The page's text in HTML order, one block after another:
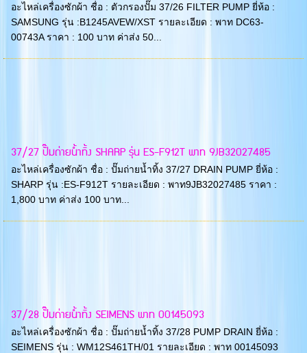
อะไหล่เครื่องซักผ้า ชื่อ : ตัวกรองปั๊ม 37/26 FILTER PUMP ยี่ห้อ :
SAMSUNG รุ่น :B1245AVEW/XST รายละเอียด : พาท DC63-
00743A ราคา : 100 บาท ค่าส่ง 50...
37/27 ปั๊มถ่ายน้ำทิ้ง SHARP รุ่น ES-F912T พาท 9JB32027485
อะไหล่เครื่องซักผ้า ชื่อ : ปั๊มถ่ายน้ำทิ้ง 37/27 DRAIN PUMP ยี่ห้อ :
SHARP รุ่น :ES-F912T รายละเอียด : พาท9JB32027485 ราคา :
1,800 บาท ค่าส่ง 100 บาท...
37/28 ปั๊มถ่ายน้ำทิ้ง SEIMENS พาท 00145093
อะไหล่เครื่องซักผ้า ชื่อ : ปั๊มถ่ายน้ำทิ้ง 37/28 PUMP DRAIN ยี่ห้อ :
SEIMENS รุ่น : WM12S461TH/01 รายละเอียด : พาท 00145093